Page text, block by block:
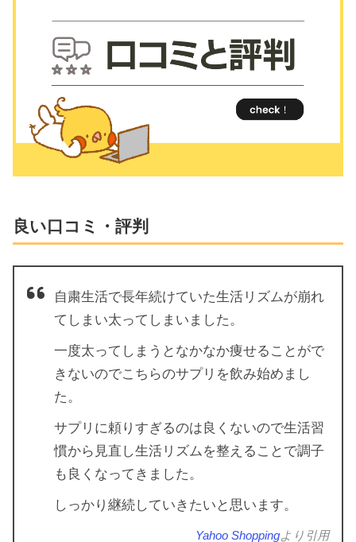
良い口コミ・評判
自粛生活で長年続けていた生活リズムが崩れ
てしまい太ってしまいました。
一度太ってしまうとなかなか痩せることがで
きないのでこちらのサプリを飲み始めまし
た。
サプリに頼りすぎるのは良くないので生活習
慣から見直し生活リズムを整えることで調子
も良くなってきました。
しっかり継続していきたいと思います。
Yahoo Shoppingより引用